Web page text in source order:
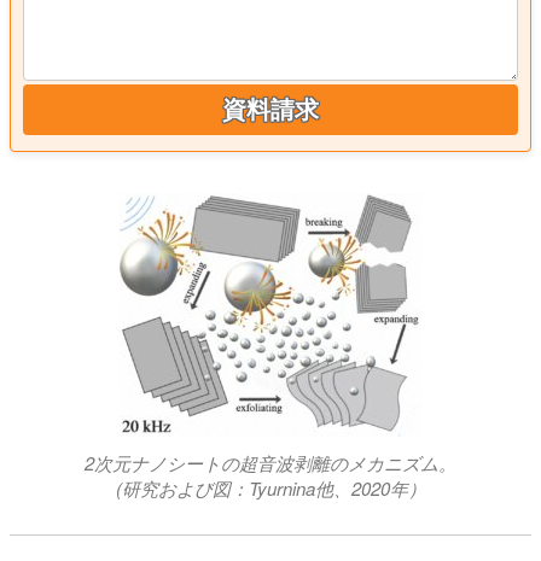
資料請求
2次元ナノシートの超音波剥離のメカニズム。
(研究および図：Tyurnina他、2020年）